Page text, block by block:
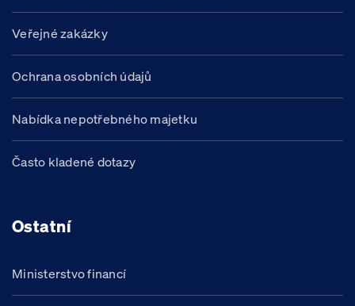
Veřejné zakázky
Ochrana osobních údajů
Nabídka nepotřebného majetku
Často kladené dotazy
Ostatní
Ministerstvo financí